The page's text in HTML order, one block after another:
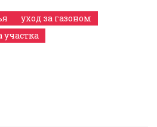
уход за газоном
участка